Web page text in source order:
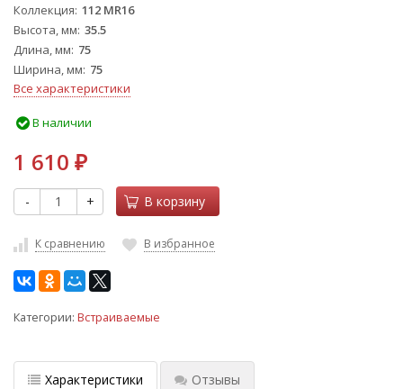
Коллекция 112 MR16
Высота, мм 35.5
Длина, мм 75
Ширина, мм 75
Все характеристики
В наличии
1 610 ₽
- + В корзину
К сравнению В избранное
Категории: Встраиваемые
Характеристики Отзывы